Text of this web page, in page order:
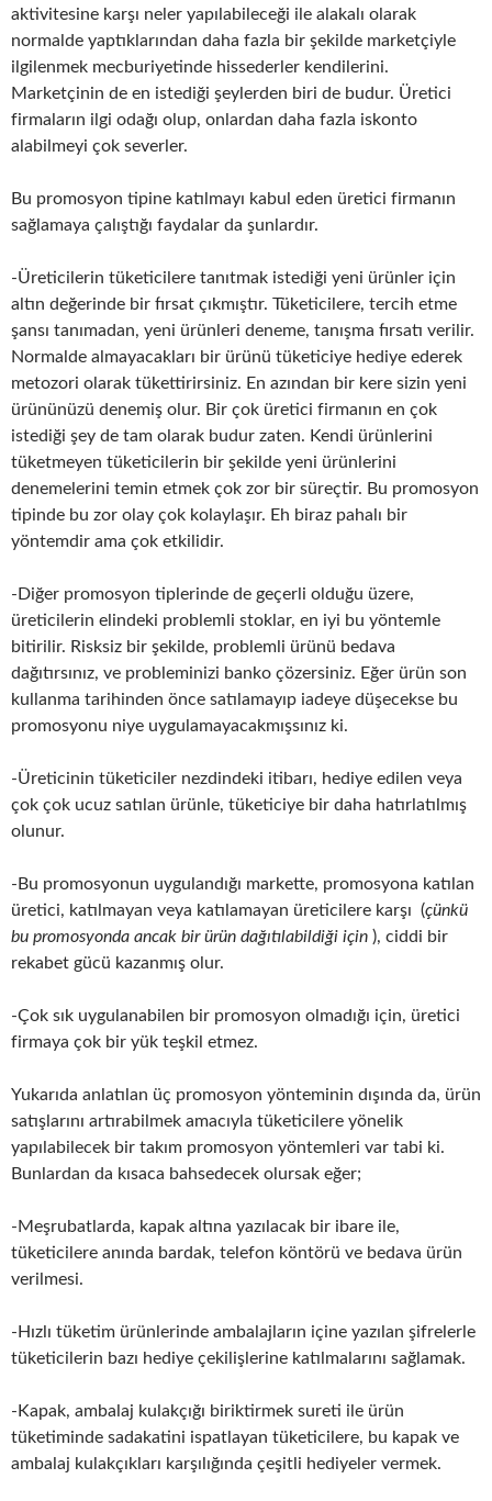
aktivitesine karşı neler yapılabileceği ile alakalı olarak
normalde yaptıklarından daha fazla bir şekilde marketçiyle
ilgilenmek mecburiyetinde hissederler kendilerini.
Marketçinin de en istediği şeylerden biri de budur. Üretici
firmaların ilgi odağı olup, onlardan daha fazla iskonto
alabilmeyi çok severler.
Bu promosyon tipine katılmayı kabul eden üretici firmanın
sağlamaya çalıştığı faydalar da şunlardır.
-Üreticilerin tüketicilere tanıtmak istediği yeni ürünler için
altın değerinde bir fırsat çıkmıştır. Tüketicilere, tercih etme
şansı tanımadan, yeni ürünleri deneme, tanışma fırsatı verilir.
Normalde almayacakları bir ürünü tüketiciye hediye ederek
metozori olarak tükettirirsiniz. En azından bir kere sizin yeni
ürününüzü denemiş olur. Bir çok üretici firmanın en çok
istediği şey de tam olarak budur zaten. Kendi ürünlerini
tüketmeyen tüketicilerin bir şekilde yeni ürünlerini
denemelerini temin etmek çok zor bir süreçtir. Bu promosyon
tipinde bu zor olay çok kolaylaşır. Eh biraz pahalı bir
yöntemdir ama çok etkilidir.
-Diğer promosyon tiplerinde de geçerli olduğu üzere,
üreticilerin elindeki problemli stoklar, en iyi bu yöntemle
bitirilir. Risksiz bir şekilde, problemli ürünü bedava
dağıtırsınız, ve probleminizi banko çözersiniz. Eğer ürün son
kullanma tarihinden önce satılamayıp iadeye düşecekse bu
promosyonu niye uygulamayacakmışsınız ki.
-Üreticinin tüketiciler nezdindeki itibarı, hediye edilen veya
çok çok ucuz satılan ürünle, tüketiciye bir daha hatırlatılmış
olunur.
-Bu promosyonun uygulandığı markette, promosyona katılan
üretici, katılmayan veya katılamayan üreticilere karşı (çünkü
bu promosyonda ancak bir ürün dağıtılabildiği için ), ciddi bir
rekabet gücü kazanmış olur.
-Çok sık uygulanabilen bir promosyon olmadığı için, üretici
firmaya çok bir yük teşkil etmez.
Yukarıda anlatılan üç promosyon yönteminin dışında da, ürün
satışlarını artırabilmek amacıyla tüketicilere yönelik
yapılabilecek bir takım promosyon yöntemleri var tabi ki.
Bunlardan da kısaca bahsedecek olursak eğer;
-Meşrubatlarda, kapak altına yazılacak bir ibare ile,
tüketicilere anında bardak, telefon köntörü ve bedava ürün
verilmesi.
-Hızlı tüketim ürünlerinde ambalajların içine yazılan şifrelerle
tüketicilerin bazı hediye çekilişlerine katılmalarını sağlamak.
-Kapak, ambalaj kulakçığı biriktirmek sureti ile ürün
tüketiminde sadakatini ispatlayan tüketicilere, bu kapak ve
ambalaj kulakçıkları karşılığında çeşitli hediyeler vermek.